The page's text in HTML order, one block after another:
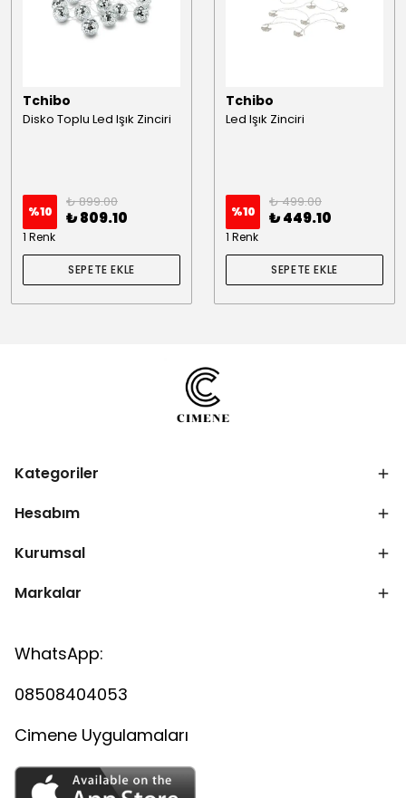
Tchibo
Disko Toplu Led Işık Zinciri
%10
₺ 899.00
₺ 809.10
1 Renk
SEPETE EKLE
Tchibo
Led Işık Zinciri
%10
₺ 499.00
₺ 449.10
1 Renk
SEPETE EKLE
Kategoriler
Hesabım
Kurumsal
Markalar
WhatsApp:
08508404053
Cimene Uygulamaları